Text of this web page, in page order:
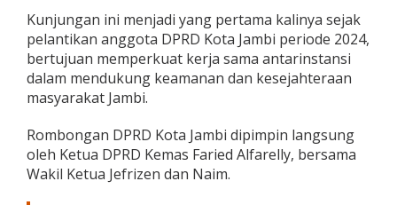
a
J
a
b
i
e
l
a
r
Kunjungan ini menjadi yang pertama kalinya sejak
pelantikan anggota DPRD Kota Jambi periode 2024,
bertujuan memperkuat kerja sama antarinstansi
dalam mendukung keamanan dan kesejahteraan
masyarakat Jambi.
Rombongan DPRD Kota Jambi dipimpin langsung
oleh Ketua DPRD Kemas Faried Alfarelly, bersama
Wakil Ketua Jefrizen dan Naim.